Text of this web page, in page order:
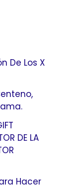
De Los X
DE LA
Hacer